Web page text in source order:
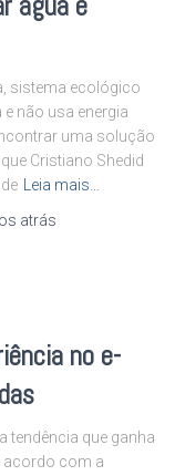
sistema ecológico
não usa energia
uma solução
Cristiano Shedid
Leia mais…
atrás
no e-
tendência que ganha
acordo com a